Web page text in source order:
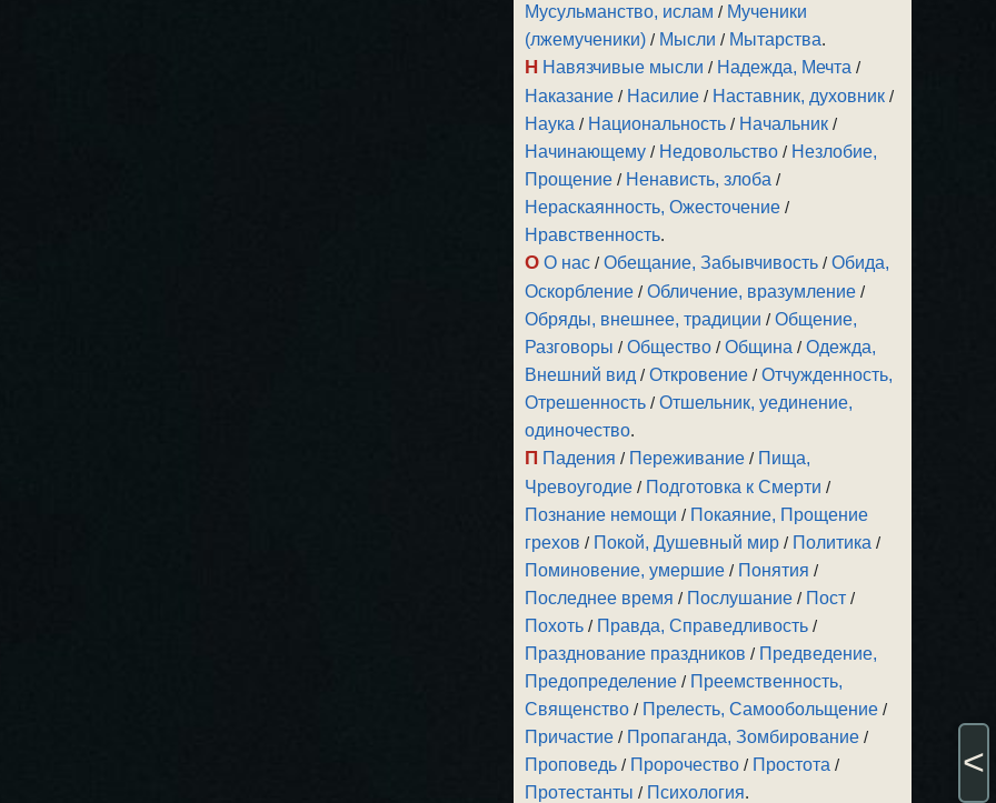
Мусульманство, ислам / Мученики
(лжемученики) / Мысли / Мытарства.
Н Навязчивые мысли / Надежда, Мечта /
Наказание / Насилие / Наставник, духовник /
Наука / Национальность / Начальник /
Начинающему / Недовольство / Незлобие,
Прощение / Ненависть, злоба /
Нераскаянность, Ожесточение /
Нравственность.
О О нас /Обещание, Забывчивость /Обида,
Оскорбление /Обличение, вразумление /
Обряды, внешнее, традиции /Общение,
Разговоры /Общество /Община /Одежда,
Внешний вид /Откровение /Отчужденность,
Отрешенность /Отшельник, уединение,
одиночество.
П Падения / Переживание / Пища,
Чревоугодие / Подготовка к Смерти /
Познание немощи / Покаяние, Прощение
грехов / Покой, Душевный мир / Политика /
Поминовение, умершие / Понятия /
Последнее время / Послушание / Пост /
Похоть / Правда, Справедливость /
Празднование праздников / Предведение,
Предопределение / Преемственность,
Священство / Прелесть, Самообольщение /
Причастие / Пропаганда, Зомбирование /
Проповедь / Пророчество / Простота /
Протестанты / Психология.
<